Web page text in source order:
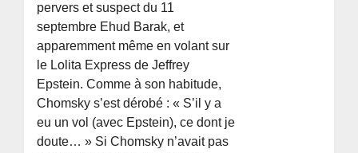
pervers et suspect du 11
septembre Ehud Barak, et
apparemment même en volant sur
le Lolita Express de Jeffrey
Epstein. Comme à son habitude,
Chomsky s’est dérobé : « S’il y a
eu un vol (avec Epstein), ce dont je
doute… » Si Chomsky n’avait pas